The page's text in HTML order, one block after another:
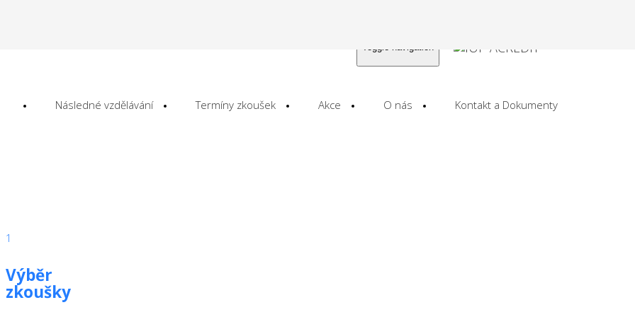
Toggle navigation
Následné vzdělávání Termíny zkoušek Akce O nás Kontakt a Dokumenty
1
Výběr
zkoušky